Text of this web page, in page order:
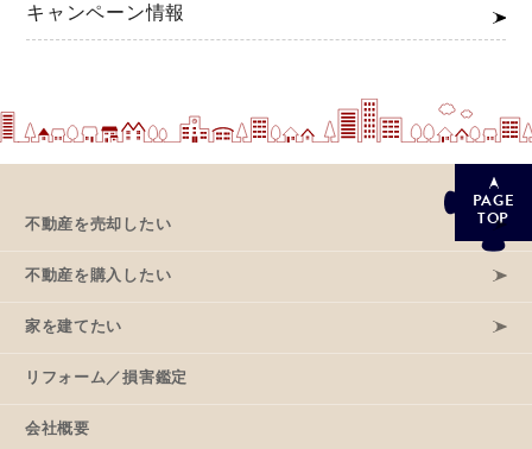
キャンペーン情報
PAGE
TOP
不動産を売却したい
不動産を購入したい
家を建てたい
リフォーム／損害鑑定
会社概要